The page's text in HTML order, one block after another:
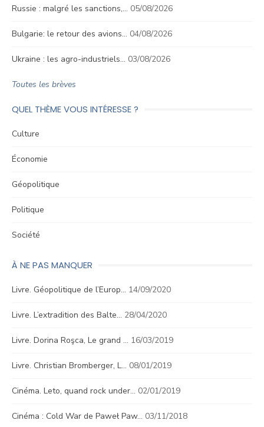
Russie : malgré les sanctions,… 05/08/2026
Bulgarie: le retour des avions… 04/08/2026
Ukraine : les agro-industriels… 03/08/2026
Toutes les brèves
QUEL THÈME VOUS INTÉRESSE ?
Culture
Économie
Géopolitique
Politique
Société
À NE PAS MANQUER
Livre. Géopolitique de l’Europ… 14/09/2020
Livre. L’extradition des Balte… 28/04/2020
Livre. Dorina Roşca, Le grand … 16/03/2019
Livre. Christian Bromberger, L… 08/01/2019
Cinéma. Leto, quand rock under… 02/01/2019
Cinéma : Cold War de Paweł Paw… 03/11/2018